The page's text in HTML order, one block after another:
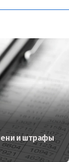
и штрафы